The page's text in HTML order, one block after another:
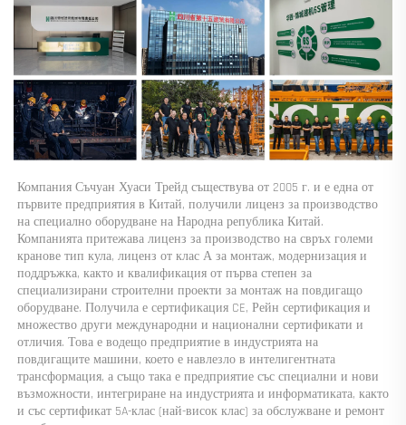
Компания Съчуан Хуаси Трейд съществува от 2005 г. и е една от
първите предприятия в Китай, получили лиценз за производство
на специално оборудване на Народна република Китай.
Компанията притежава лиценз за производство на свръх големи
кранове тип кула, лиценз от клас А за монтаж, модернизация и
поддръжка, както и квалификация от първа степен за
специализирани строителни проекти за монтаж на повдигащо
оборудване. Получила е сертификация CE, Рейн сертификация и
множество други международни и национални сертификати и
отличия. Това е водещо предприятие в индустрията на
повдигащите машини, което е навлезло в интелигентната
трансформация, а също така е предприятие със специални и нови
възможности, интегриране на индустрията и информатиката, както
и със сертификат 5A-клас (най-висок клас) за обслужване и ремонт